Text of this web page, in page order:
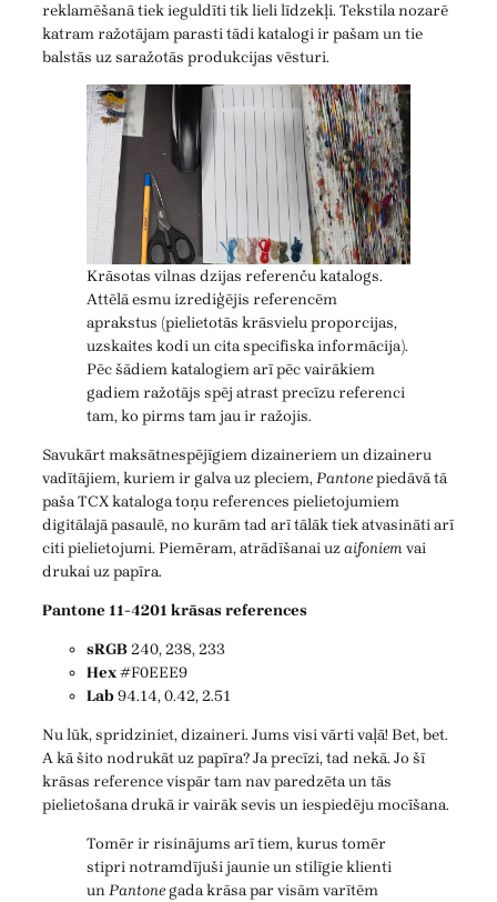
reklamēšanā tiek ieguldīti tik lieli līdzekļi. Tekstila nozarē
katram ražotājam parasti tādi katalogi ir pašam un tie
balstās uz saražotās produkcijas vēsturi.
Krāsotas vilnas dzijas referenču katalogs.
Attēlā esmu izrediģējis referencēm
aprakstus (pielietotās krāsvielu proporcijas,
uzskaites kodi un cita specifiska informācija).
Pēc šādiem katalogiem arī pēc vairākiem
gadiem ražotājs spēj atrast precīzu referenci
tam, ko pirms tam jau ir ražojis.
Savukārt maksātnespējīgiem dizaineriem un dizaineru
vadītājiem, kuriem ir galva uz pleciem,Pantonepiedāvā tā
paša TCX kataloga toņu references pielietojumiem
digitālajā pasaulē, no kurām tad arī tālāk tiek atvasināti arī
citi pielietojumi. Piemēram, atrādīšanai uzaifoniemvai
drukai uz papīra.
Pantone 11-4201 krāsas references
sRGB240, 238, 233
Hex#F0EEE9
Lab94.14, 0.42, 2.51
Nu lūk, spridziniet, dizaineri. Jums visi vārti vaļā! Bet, bet.
A kā šito nodrukāt uz papīra? Ja precīzi, tad nekā. Jo šī
krāsas reference vispār tam nav paredzēta un tās
pielietošana drukā ir vairāk sevis un iespiedēju mocīšana.
Tomēr ir risinājums arī tiem, kurus tomēr
stipri notramdījuši jaunie un stilīgie klienti
unPantonegada krāsa par visām varītēm